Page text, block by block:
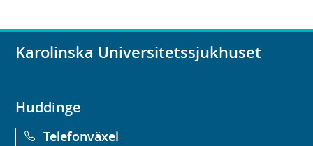
Karolinska Universitetssjukhuset
Huddinge
Telefonväxel